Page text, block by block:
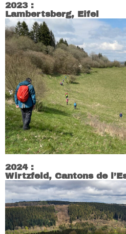
2023 :
Lambertsberg, Eifel
2024 :
Wirtzfeld, Cantons de